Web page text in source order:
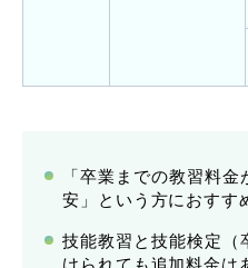
福岡大学前営業所（入校申
各種講習
選ばれる理由
「卒業までの教習料
安」という方におすす
技能教習と技能検定（